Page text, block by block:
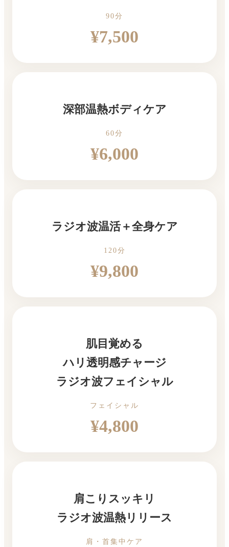
90分
¥7,500
深部温熱ボディケア
60分
¥6,000
ラジオ波温活＋全身ケア
120分
¥9,800
肌目覚める
ハリ透明感チャージ
ラジオ波フェイシャル
フェイシャル
¥4,800
肩こりスッキリ
ラジオ波温熱リリース
肩・首集中ケア